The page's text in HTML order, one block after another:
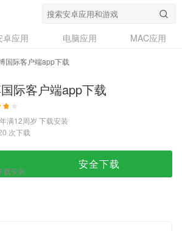
卓应用 电脑应用
MAC应用
专题 设计奖
国际客户端app下载
际客户端app下载
年满12周岁 下载安装
次下载
载安装
安全下载